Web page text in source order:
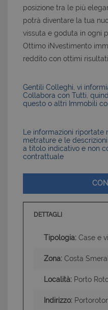
posizione tra le più
potrà diventare la tua
vissuta e goduta in ogni
Ottimo iNvestimento
reddito con ottimi risultati
Gentili Colleghi, vi
Collabora con Tutti,
questo o altri Immobili
Le informazioni riportate
metrature e le
a titolo indicativo e non
contrattuale
DETTAGLI
Tipologia: Case e
Zona: Costa
Località: Porto
Indirizzo: